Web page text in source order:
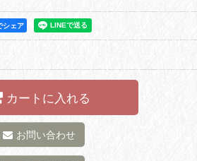
シェア
カートに入れる
お問い合わせ